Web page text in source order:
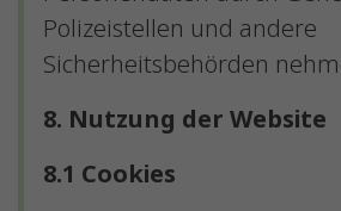
Polizeistellen und andere
Sicherheitsbehörden
8. Nutzung der Website
8.1 Cookies